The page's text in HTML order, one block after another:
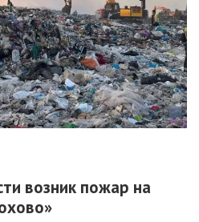
возник пожар на